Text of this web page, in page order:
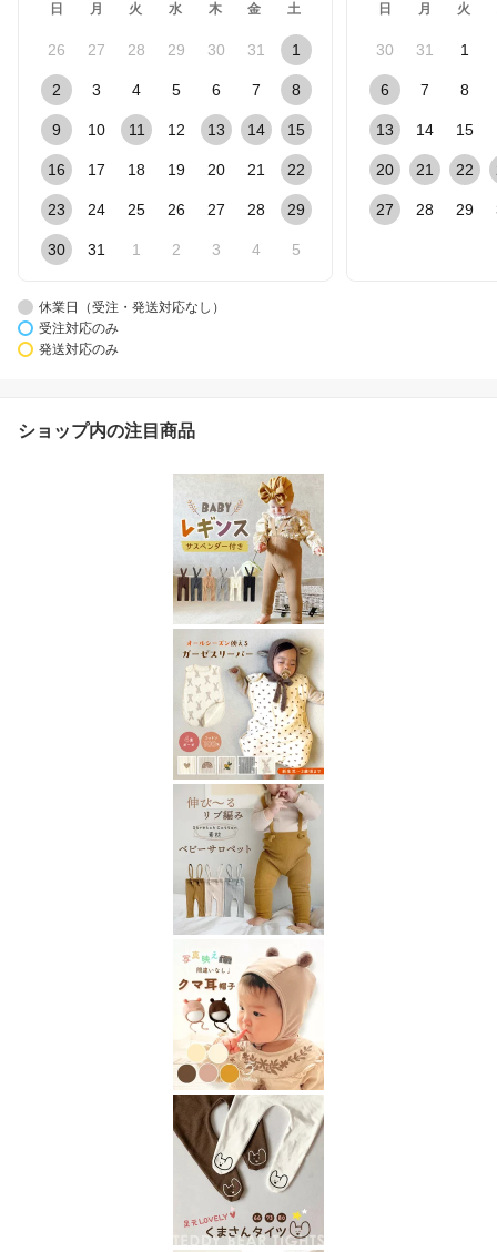
日 月 火 水 木 金 土
26 27 28 29 30 31 1
2 3 4 5 6 7 8
9 10 11 12 13 14 15
16 17 18 19 20 21 22
23 24 25 26 27 28 29
30 31 1 2 3 4 5
日 月 火
30 31 1
6 7 8
13 14 15
20 21 22
27 28 29
休業日（受注・発送対応なし）
受注対応のみ
発送対応のみ
ショップ内の注目商品